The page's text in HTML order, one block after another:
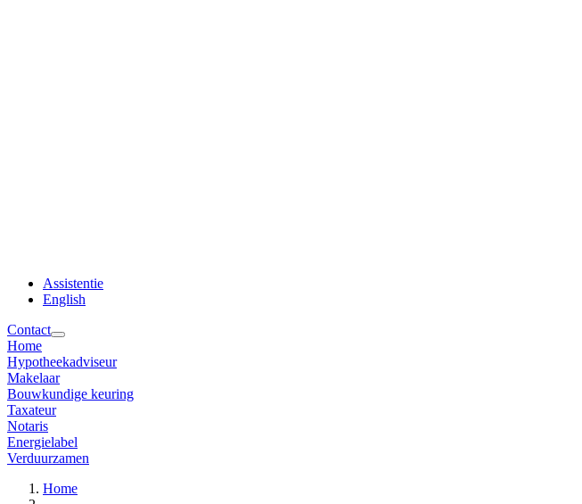
Assistentie
English
Contact
Home
Hypotheekadviseur
Makelaar
Bouwkundige keuring
Taxateur
Notaris
Energielabel
Verduurzamen
Home